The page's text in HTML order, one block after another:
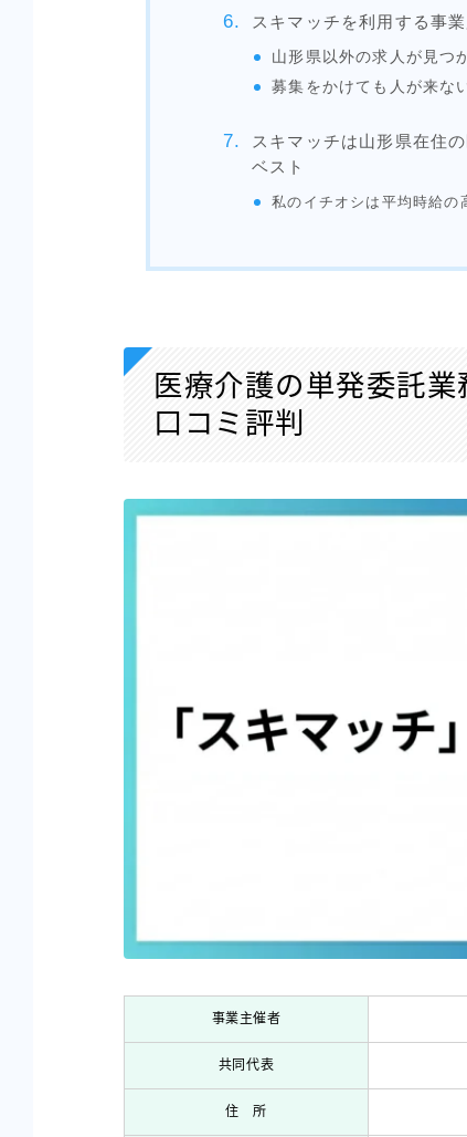
スキマッチを利用する事
山形県以外の求人が見つ
募集をかけても人が来な
スキマッチは山形県在住
ベスト
私のイチオシは平均時給の
医療介護の単発委託業
口コミ評判
事業主催者
共同代表
住 所